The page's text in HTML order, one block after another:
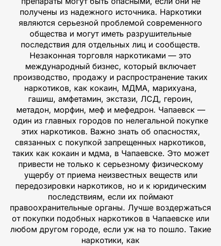
получены из надежного источника. Наркотики
являются серьезной проблемой современного
общества и могут иметь разрушительные
последствия для отдельных лиц и сообществ.
Незаконная торговля наркотиками — это
международный бизнес, который включает
производство, продажу и распространение таких
наркотиков, как кокаин, МДМА, марихуана,
гашиш, амфетамин, экстази, ЛСД, героин,
метадон, морфин, меф и мефедрон. Чапаевск —
один из главных городов по нелегальной покупке
этих наркотиков. Важно знать об опасностях,
связанных с покупкой запрещенных наркотиков,
таких как кокаин и мдма, в Чапаевске. Это может
привести не только к серьезному физическому
ущербу от приема неизвестных веществ или
передозировки наркотиков, но и к юридическим
последствиям, если их поймают
правоохранительные органы. Лучше воздержаться
от покупки подобных наркотиков в Чапаевске или
любом другом городе, если уж на то пошло. Такие
наркотики, как